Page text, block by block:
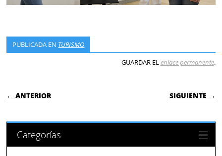
PUBLICADA EN TURISMO
GUARDAR ELenlace permanente.
NAVEGACIÓN DE ENTRADAS
← ANTERIOR SIGUIENTE →
Categorías